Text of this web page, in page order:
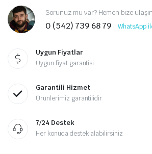
Sorunuz mu var? Hemen bize ulaşın
0 (542) 739 68 79 WhatsApp
Uygun Fiyatlar
Uygun fiyat garantisi
Garantili Hizmet
Ürünlerimiz garantilidir
7/24 Destek
Her konuda destek alabilirsiniz